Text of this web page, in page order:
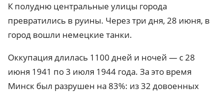
К полудню центральные улицы города
превратились в руины. Через три дня, 28 июня, в
город вошли немецкие танки.
Оккупация длилась 1100 дней и ночей — с 28
июня 1941 по 3 июля 1944 года. За это время
Минск был разрушен на 83%: из 32 довоенных